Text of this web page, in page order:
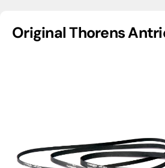
Original Thorens